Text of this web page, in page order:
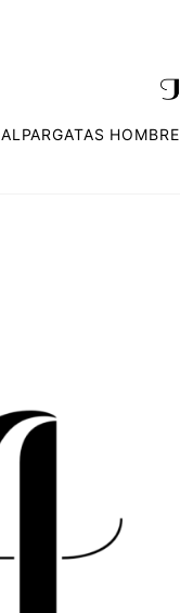
ALPARGATAS HOMBRE